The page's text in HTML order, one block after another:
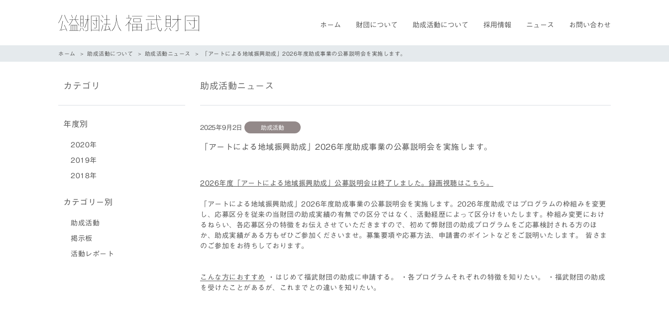
ホーム 財団について 助成活動について 採用情報 ニュース お問い合わせ
ホーム 助成活動について 助成活動ニュース 「アートによる地域振興助成」2026年度助成事業の公募説明会を実施します。
助成活動ニュース
2025年9月2日 助成活動
「アートによる地域振興助成」2026年度助成事業の公募説明会を実施します。
2026年度「アートによる地域振興助成」公募説明会は終了しました。録画視聴はこちら。
「アートによる地域振興助成」2026年度助成事業の公募説明会を実施します。2026年度助成ではプログラムの枠組みを変更
し、応募区分を従来の当財団の助成実績の有無での区分ではなく、活動経歴によって区分けをいたします。枠組み変更におけ
るねらい、各応募区分の特徴をお伝えさせていただきますので、初めて弊財団の助成プログラムをご応募検討される方のほ
か、助成実績がある方もぜひご参加くださいませ。募集要項や応募方法、申請書のポイントなどをご説明いたします。 皆さま
のご参加をお待ちしております。
こんな方におすすめ
・はじめて福武財団の助成に申請する。 ・各プログラムそれぞれの特徴を知りたい。 ・福武財団の助成
を受けたことがあるが、これまでとの違いを知りたい。
カテゴリ
年度別
2020年
2019年
2018年
カテゴリー別
助成活動
掲示板
活動レポート